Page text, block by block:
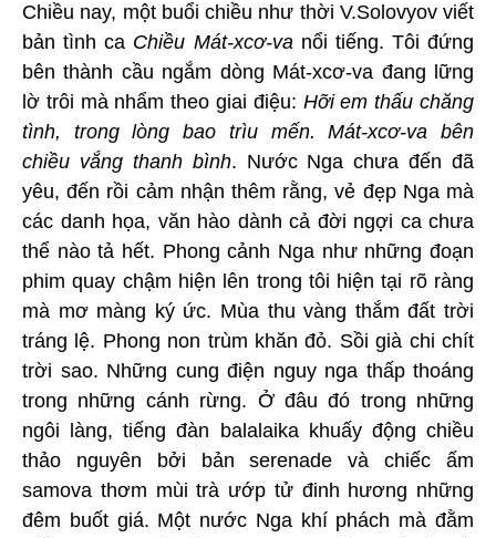
Chiều nay, một buổi chiều như thời V.Solovyov viết
bản tình ca Chiều Mát-xcơ-vanổi tiếng. Tôi đứng
bên thành cầu ngắm dòng Mát-xcơ-va đang lững
lờ trôi mà nhẩm theo giai điệu: Hỡi em thấu chăng
tình, trong lòng bao trìu mến. Mát-xcơ-va bên
chiều vắng thanh bình. Nước Nga chưa đến đã
yêu, đến rồi cảm nhận thêm rằng, vẻ đẹp Nga mà
các danh họa, văn hào dành cả đời ngợi ca chưa
thể nào tả hết. Phong cảnh Nga như những đoạn
phim quay chậm hiện lên trong tôi hiện tại rõ ràng
mà mơ màng ký ức. Mùa thu vàng thắm đất trời
tráng lệ. Phong non trùm khăn đỏ. Sồi già chi chít
trời sao. Những cung điện nguy nga thấp thoáng
trong những cánh rừng. Ở đâu đó trong những
ngôi làng, tiếng đàn balalaika khuấy động chiều
thảo nguyên bởi bản serenade và chiếc ấm
samova thơm mùi trà ướp tử đinh hương những
đêm buốt giá. Một nước Nga khí phách mà đằm